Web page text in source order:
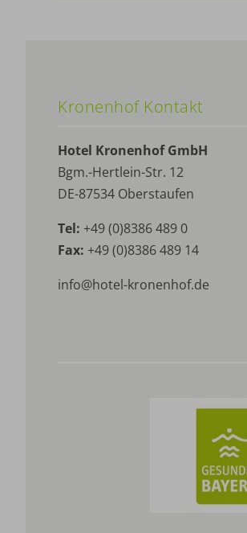
Kronenhof Kontakt
Hotel Kronenhof GmbH
Bgm.-Hertlein-Str. 12
DE-87534 Oberstaufen
Tel: +49 (0)8386 489 0
Fax: +49 (0)8386 489 14
info@hotel-kronenhof.de